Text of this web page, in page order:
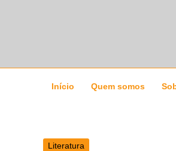
Início Quem somos
Literatura